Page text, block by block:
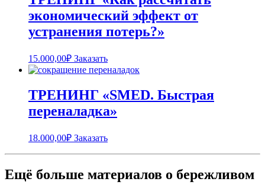
экономический эффект от
устранения потерь?»
15.000,00₽ Заказать
ТРЕНИНГ «SMED. Быстрая
переналадка»
18.000,00₽ Заказать
Ещё больше материалов о бережливом